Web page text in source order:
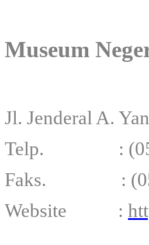
Museum
Jl. Jenderal A.
Telp.
:
Faks. :
Website
: